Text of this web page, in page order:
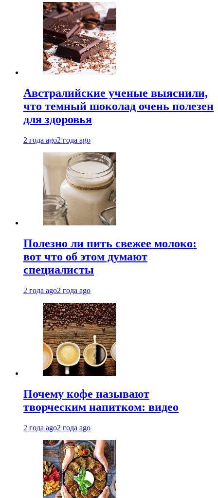
Австралийские ученые выяснили,
что темный шоколад очень полезен
для здоровья
2 года ago2 года ago
Полезно ли пить свежее молоко:
вот что об этом думают
специалисты
2 года ago2 года ago
Почему кофе называют
творческим напитком: видео
2 года ago2 года ago